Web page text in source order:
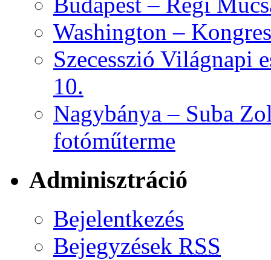
Washington –
Szecesszió Világnapi
10.
Nagybánya – Suba
fotóműterme
Adminisztráció
Bejelentkezés
Bejegyzések RSS